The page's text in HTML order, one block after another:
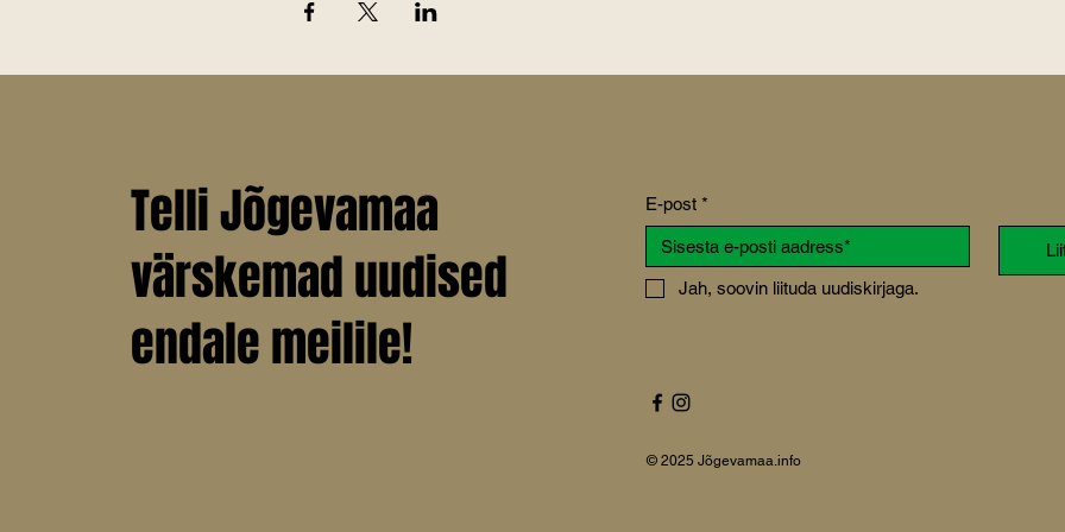
Telli Jõgevamaa
värskemad uudised
endale meilile!
E-post *
Jah, soovin liituda uudiskirjaga.
© 2025 Jõgevamaa.info